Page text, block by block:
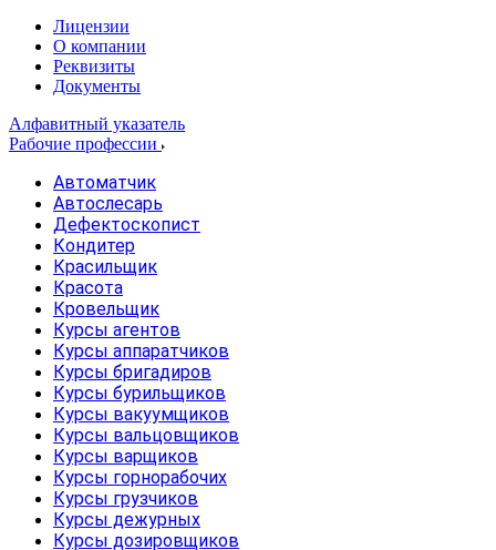
Лицензии
О компании
Реквизиты
Документы
Алфавитный указатель
Рабочие профессии
Автоматчик
Автослесарь
Дефектоскопист
Кондитер
Красильщик
Красота
Кровельщик
Курсы агентов
Курсы аппаратчиков
Курсы бригадиров
Курсы бурильщиков
Курсы вакуумщиков
Курсы вальцовщиков
Курсы варщиков
Курсы горнорабочих
Курсы грузчиков
Курсы дежурных
Курсы дозировщиков